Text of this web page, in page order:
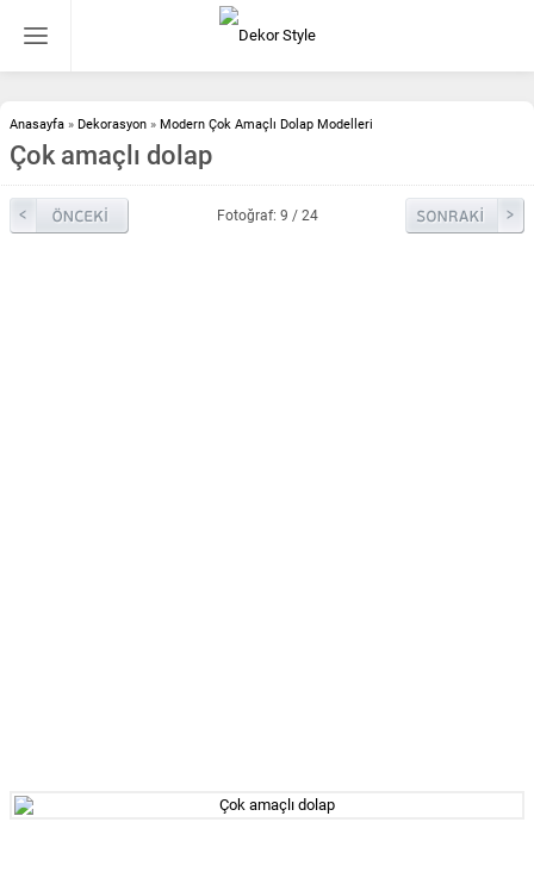
Anasayfa » Dekorasyon » Modern Çok Amaçlı Dolap Modelleri
Çok amaçlı dolap
Fotoğraf: 9 / 24